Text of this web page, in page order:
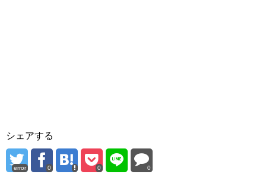
シェアする
error 0 0 0